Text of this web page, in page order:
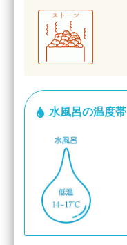
水風呂の温度帯